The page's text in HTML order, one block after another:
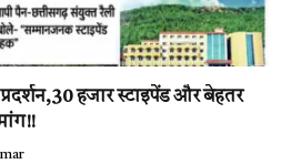
हजार स्टाइपेंड और बेहतर